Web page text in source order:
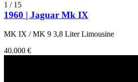
1 / 15
1960 | Jaguar Mk IX
MK IX / MK 9 3,8 Liter Limousine
40.000 €